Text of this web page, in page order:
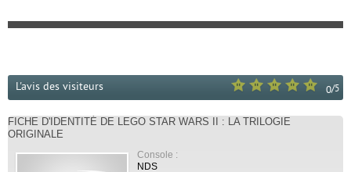
0/5
L'avis des visiteurs
FICHE D'IDENTITÉ DE LEGO STAR WARS II : LA TRILOGIE
ORIGINALE
Console :
NDS